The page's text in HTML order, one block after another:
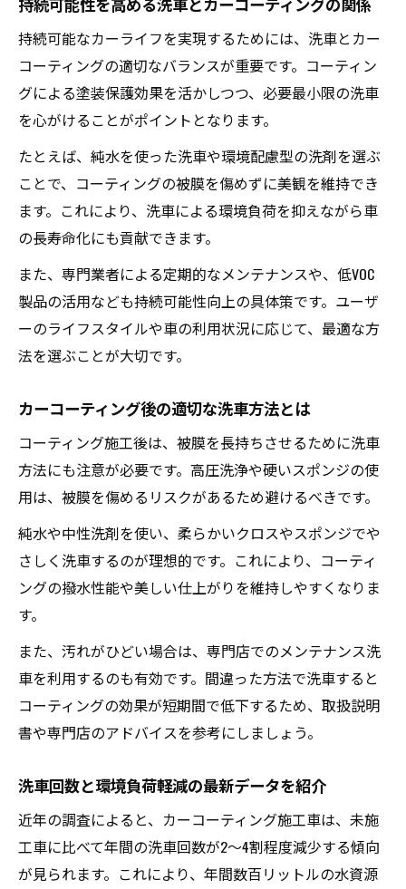
持続可能なカーライフを実現するためには、洗車とカー
コーティングの適切なバランスが重要です。コーティン
グによる塗装保護効果を活かしつつ、必要最小限の洗車
を心がけることがポイントとなります。
たとえば、純水を使った洗車や環境配慮型の洗剤を選ぶ
ことで、コーティングの被膜を傷めずに美観を維持でき
ます。これにより、洗車による環境負荷を抑えながら車
の長寿命化にも貢献できます。
また、専門業者による定期的なメンテナンスや、低VOC
製品の活用なども持続可能性向上の具体策です。ユーザ
ーのライフスタイルや車の利用状況に応じて、最適な方
法を選ぶことが大切です。
カーコーティング後の適切な洗車方法とは
コーティング施工後は、被膜を長持ちさせるために洗車
方法にも注意が必要です。高圧洗浄や硬いスポンジの使
用は、被膜を傷めるリスクがあるため避けるべきです。
純水や中性洗剤を使い、柔らかいクロスやスポンジでや
さしく洗車するのが理想的です。これにより、コーティ
ングの撥水性能や美しい仕上がりを維持しやすくなりま
す。
また、汚れがひどい場合は、専門店でのメンテナンス洗
車を利用するのも有効です。間違った方法で洗車すると
コーティングの効果が短期間で低下するため、取扱説明
書や専門店のアドバイスを参考にしましょう。
洗車回数と環境負荷軽減の最新データを紹介
近年の調査によると、カーコーティング施工車は、未施
工車に比べて年間の洗車回数が2〜4割程度減少する傾向
が見られます。これにより、年間数百リットルの水資源